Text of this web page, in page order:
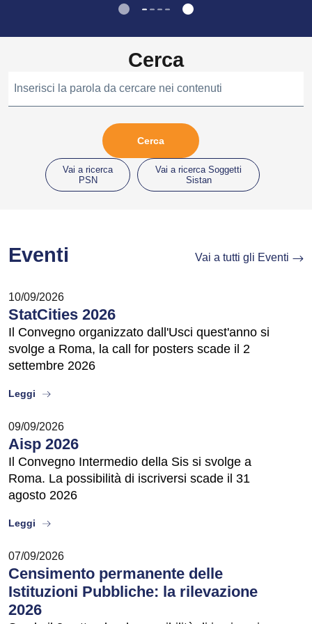
Cerca
Inserisci la parola da cercare nei contenuti
Vai a ricerca
PSN
Vai a ricerca Soggetti
Sistan
Eventi Vai a tutti gli Eventi
10/09/2026
StatCities 2026
Il Convegno organizzato dall'Usci quest'anno si
svolge a Roma, la call for posters scade il 2
settembre 2026
Leggi about
09/09/2026
Aisp 2026
Il Convegno Intermedio della Sis si svolge a
Roma. La possibilità di iscriversi scade il 31
agosto 2026
Leggi about
07/09/2026
Censimento permanente delle
Istituzioni Pubbliche: la rilevazione
2026